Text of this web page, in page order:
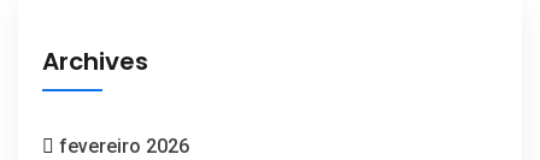
Archives
fevereiro 2026